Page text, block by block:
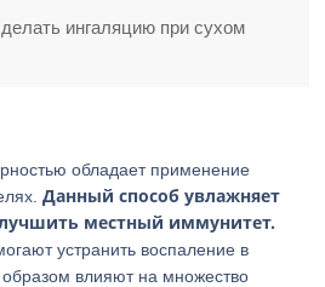
ингаляцию при сухом
обладает применение
Данный способ увлажняет
местный иммунитет.
устранить воспаление в
образом влияют на множество